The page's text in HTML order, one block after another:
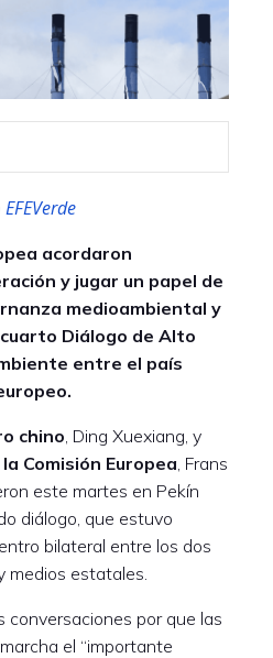
EFEVerde
acordaron
y jugar un papel de
medioambiental y
Diálogo de Alto
entre el país
chino, Ding Xuexiang, y
Comisión Europea, Frans
este martes en Pekín
diálogo, que estuvo
bilateral entre los dos
medios estatales.
conversaciones por que las
el “importante